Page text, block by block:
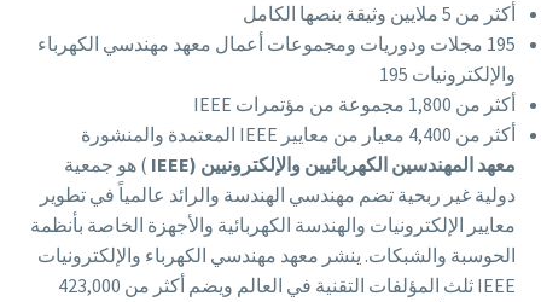
أكثر من 5 ملايين وثيقة بنصها الكامل
195 مجلات ودوريات ومجموعات أعمال معهد مهندسي الكهرباء
والإلكترونيات 195
أكثر من 1,800 مجموعة من مؤتمرات IEEE
أكثر من 4,400 معيار من معايير IEEE المعتمدة والمنشورة
معهد المهندسين الكهربائيين والإلكترونيين (IEEE
) هو جمعية
دولية غير ربحية تضم مهندسي الهندسة والرائد عالمياً في تطوير
معايير الإلكترونيات والهندسة الكهربائية والأجهزة الخاصة بأنظمة
الحوسبة والشبكات. ينشر معهد مهندسي الكهرباء والإلكترونيات
IEEE ثلث المؤلفات التقنية في العالم ويضم أكثر من 423,000